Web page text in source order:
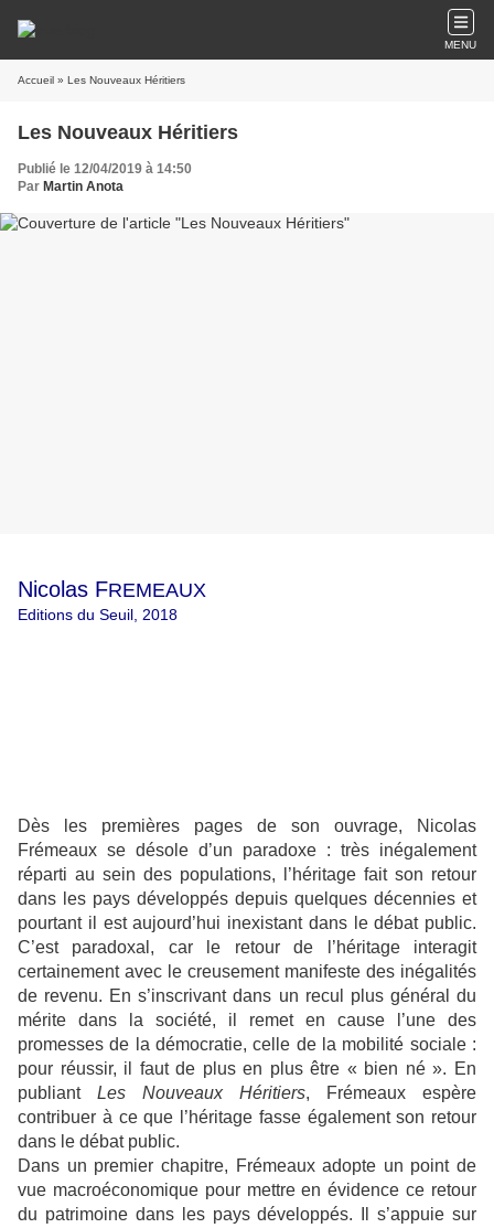
MENU
Accueil » Les Nouveaux Héritiers
Les Nouveaux Héritiers
Publié le 12/04/2019 à 14:50
Par Martin Anota
Nicolas FREMEAUX
Editions du Seuil, 2018
Dès les premières pages de son ouvrage, Nicolas
Frémeaux se désole d’un paradoxe : très inégalement
réparti au sein des populations, l’héritage fait son retour
dans les pays développés depuis quelques décennies et
pourtant il est aujourd’hui inexistant dans le débat public.
C’est paradoxal, car le retour de l’héritage interagit
certainement avec le creusement manifeste des inégalités
de revenu. En s’inscrivant dans un recul plus général du
mérite dans la société, il remet en cause l’une des
promesses de la démocratie, celle de la mobilité sociale :
pour réussir, il faut de plus en plus être « bien né ». En
publiant Les Nouveaux Héritiers, Frémeaux espère
contribuer à ce que l’héritage fasse également son retour
dans le débat public.
Dans un premier chapitre, Frémeaux adopte un point de
vue macroéconomique pour mettre en évidence ce retour
du patrimoine dans les pays développés. Il s’appuie sur